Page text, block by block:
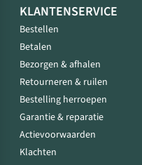
KLANTENSERVICE
Bestellen
Betalen
Bezorgen & afhalen
Retourneren & ruilen
Bestelling herroepen
Garantie & reparatie
Actievoorwaarden
Klachten